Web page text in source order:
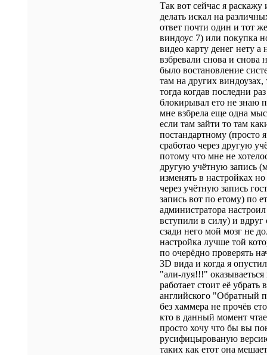
Так вот сейчас я
делать искал на
ответ почти один и тот
виндоус 7) или покупка
видео карту денег нету а
взбревали снова и снова
было востановление
там на других
тогда когдав последни
блокирывал ето не знаю
мне взбрела еще одна
если там зайти то там
постандартному (просто
сработао через другую
потому что мне не
другую учётную запись
изменять в настройках
через учётную запись
запись вот по етому) по
администратора
вступили в силу) и вдруг
сзади него мой мозг не
настройка лучше той
по очерёдно проверять
3D вида и когда я
"али-луя!!!"
работает стоит её убрать
английского "Обратный
без хаммера не прочёв
кто в данный момент
просто хочу что бы вы
русифицырованую
таких как етот она